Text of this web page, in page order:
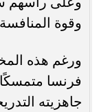
وقوة
ورغم هذه
فرنسا
جاهزيته